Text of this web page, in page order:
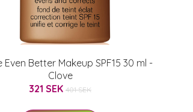
Even Better Makeup SPF15 30 ml -
Clove
321 SEK 401 SEK